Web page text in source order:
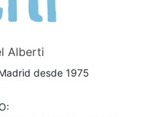
Alberti
desde 1975